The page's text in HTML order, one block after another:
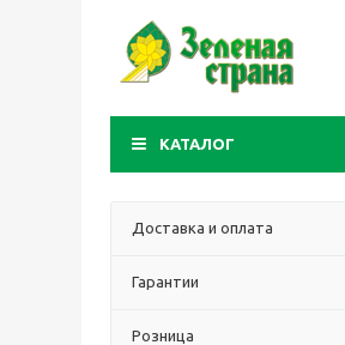
КАТАЛОГ
Доставка и оплата
Гарантии
Розница